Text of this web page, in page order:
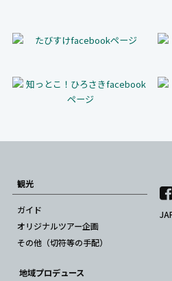
観光
ガイド
オリジナルツアー企画
その他（切符等の手配）
地域プロデュース